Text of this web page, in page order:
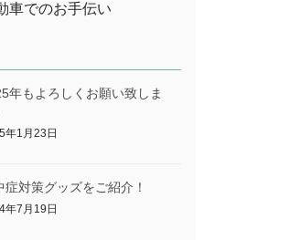
車でのお手伝い
年もよろしくお願い致しま
年1月23日
症対策グッズをご紹介！
年7月19日